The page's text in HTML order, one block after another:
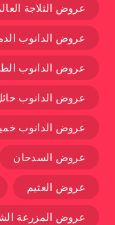
عروض الثلاجة
عروض الدانوب
عروض الدانوب
عروض الدانوب
عروض الدانوب
عروض السدحان
عروض العثيم
عروض المزرعة